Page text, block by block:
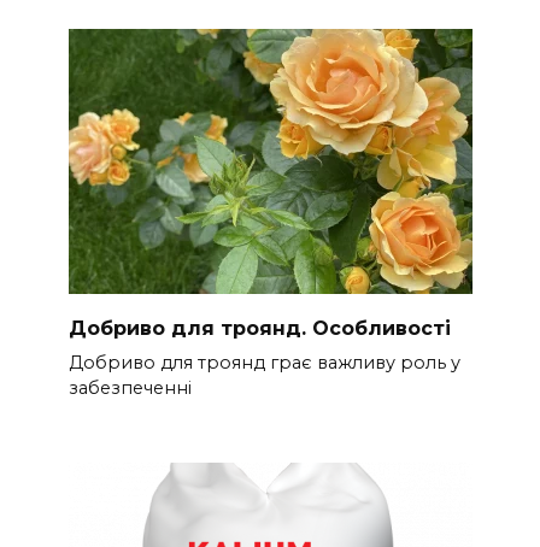
Добриво для троянд. Особливості
Добриво для троянд грає важливу роль у
забезпеченні